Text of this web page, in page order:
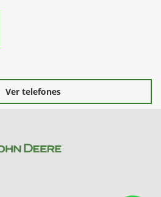
Ver telefones